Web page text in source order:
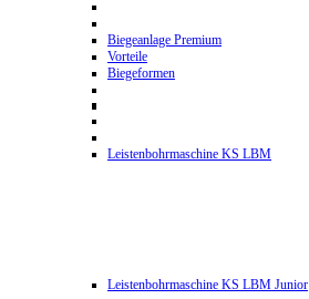
Biegeanlage Premium
Vorteile
Biegeformen
Leistenbohrmaschine KS LBM
Leistenbohrmaschine KS LBM Junior